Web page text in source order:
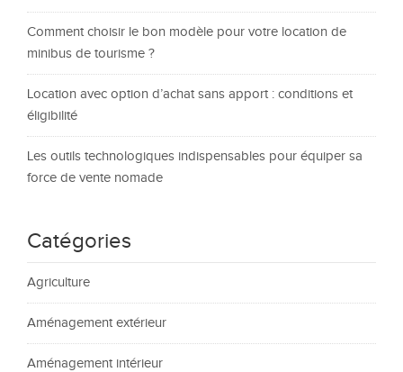
Comment choisir le bon modèle pour votre location de
minibus de tourisme ?
Location avec option d’achat sans apport : conditions et
éligibilité
Les outils technologiques indispensables pour équiper sa
force de vente nomade
Catégories
Agriculture
Aménagement extérieur
Aménagement intérieur